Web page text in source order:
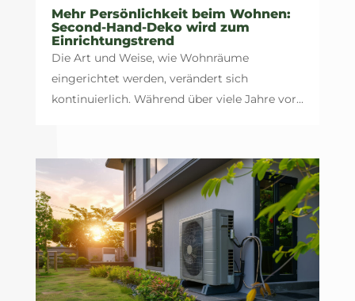
Mehr Persönlichkeit beim Wohnen:
Second-Hand-Deko wird zum
Einrichtungstrend
Die Art und Weise, wie Wohnräume
eingerichtet werden, verändert sich
kontinuierlich. Während über viele Jahre vor...